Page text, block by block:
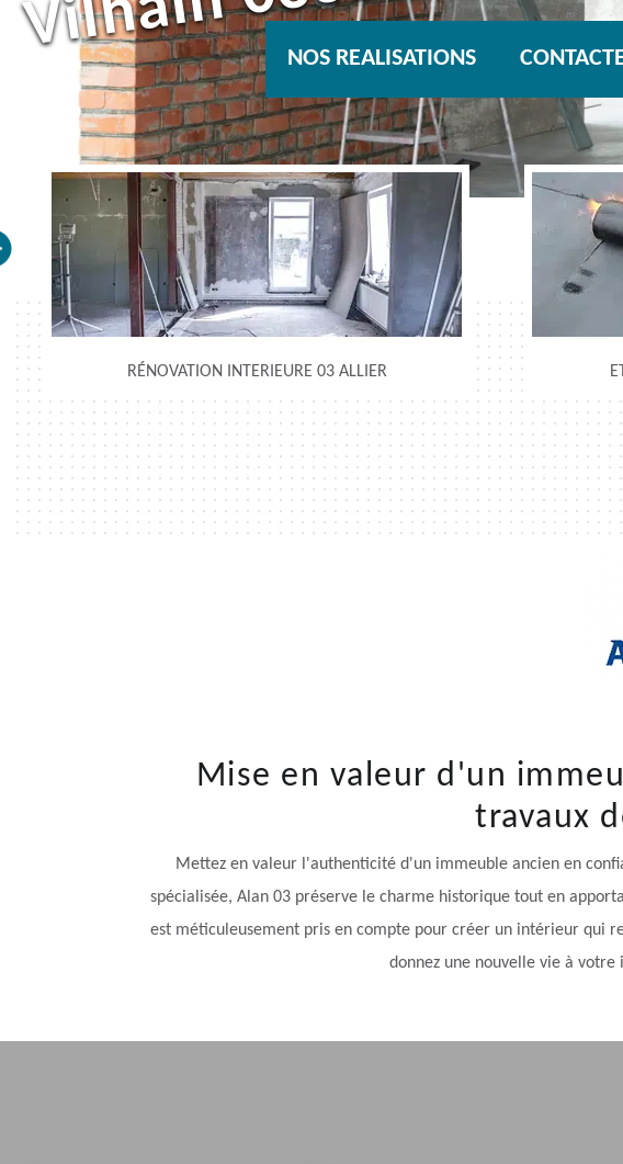
NOS REALISATIONS
RÉNOVATION INTERIEURE 03 ALLIER
Mise en valeur d'un
travaux
Mettez en valeur l'authenticité d'un immeuble ancien en
spécialisée, Alan 03 préserve le charme historique tout en
est méticuleusement pris en compte pour créer un intérieur qui
donnez une nouvelle vie à